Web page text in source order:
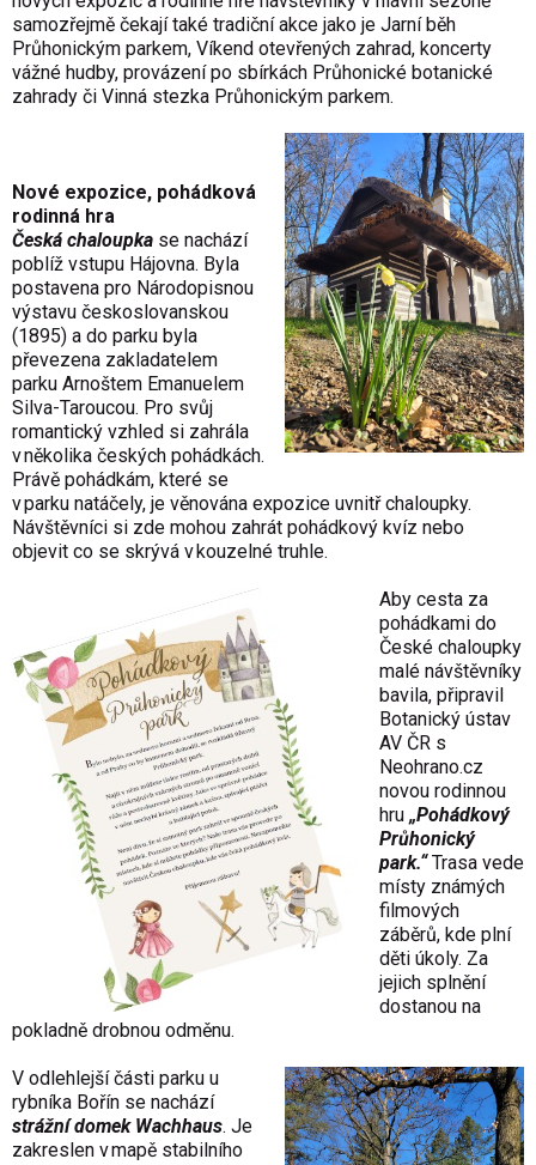
samozřejmě čekají také tradiční akce jako je Jarní běh
Průhonickým parkem, Víkend otevřených zahrad, koncerty
vážné hudby, provázení po sbírkách Průhonické botanické
zahrady či Vinná stezka Průhonickým parkem.
Nové expozice, pohádková
rodinná hra
Česká chaloupka se nachází
poblíž vstupu Hájovna. Byla
postavena pro Národopisnou
výstavu českoslovanskou
(1895) a do parku byla
převezena zakladatelem
parku Arnoštem Emanuelem
Silva-Taroucou. Pro svůj
romantický vzhled si zahrála
v několika českých pohádkách.
Právě pohádkám, které se
v parku natáčely, je věnována expozice uvnitř chaloupky.
Návštěvníci si zde mohou zahrát pohádkový kvíz nebo
objevit co se skrývá v kouzelné truhle.
Aby cesta za
pohádkami do
České chaloupky
malé návštěvníky
bavila, připravil
Botanický ústav
AV ČR s
Neohrano.cz
novou rodinnou
hru „Pohádkový
Průhonický
park.“ Trasa vede
místy známých
filmových
záběrů, kde plní
děti úkoly. Za
jejich splnění
dostanou na
pokladně drobnou odměnu.
V odlehlejší části parku u
rybníka Bořín se nachází
strážní domek Wachhaus. Je
zakreslen v mapě stabilního